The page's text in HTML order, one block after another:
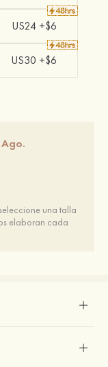
US24 +$6
US30 +$6
una talla
elaboran cada